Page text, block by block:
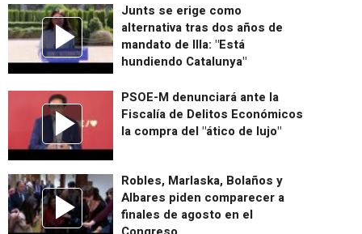
Junts se erige como
alternativa tras dos años de
mandato de Illa: "Está
hundiendo Catalunya"
PSOE-M denunciará ante la
Fiscalía de Delitos Económicos
la compra del "ático de lujo"
Robles, Marlaska, Bolaños y
Albares piden comparecer a
finales de agosto en el